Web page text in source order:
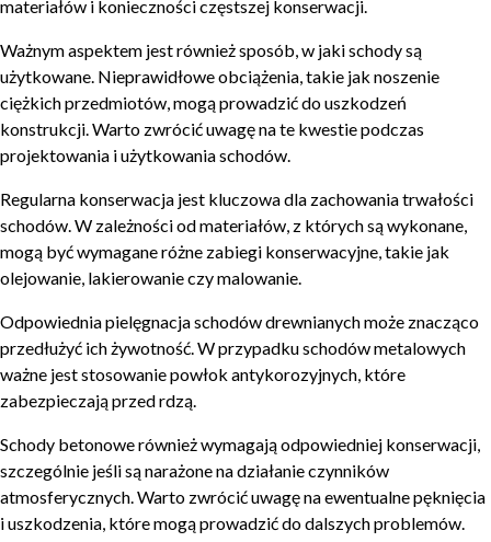
materiałów i konieczności częstszej konserwacji.
Ważnym aspektem jest również sposób, w jaki schody są
użytkowane. Nieprawidłowe obciążenia, takie jak noszenie
ciężkich przedmiotów, mogą prowadzić do uszkodzeń
konstrukcji. Warto zwrócić uwagę na te kwestie podczas
projektowania i użytkowania schodów.
Regularna konserwacja jest kluczowa dla zachowania trwałości
schodów. W zależności od materiałów, z których są wykonane,
mogą być wymagane różne zabiegi konserwacyjne, takie jak
olejowanie, lakierowanie czy malowanie.
Odpowiednia pielęgnacja schodów drewnianych może znacząco
przedłużyć ich żywotność. W przypadku schodów metalowych
ważne jest stosowanie powłok antykorozyjnych, które
zabezpieczają przed rdzą.
Schody betonowe również wymagają odpowiedniej konserwacji,
szczególnie jeśli są narażone na działanie czynników
atmosferycznych. Warto zwrócić uwagę na ewentualne pęknięcia
i uszkodzenia, które mogą prowadzić do dalszych problemów.